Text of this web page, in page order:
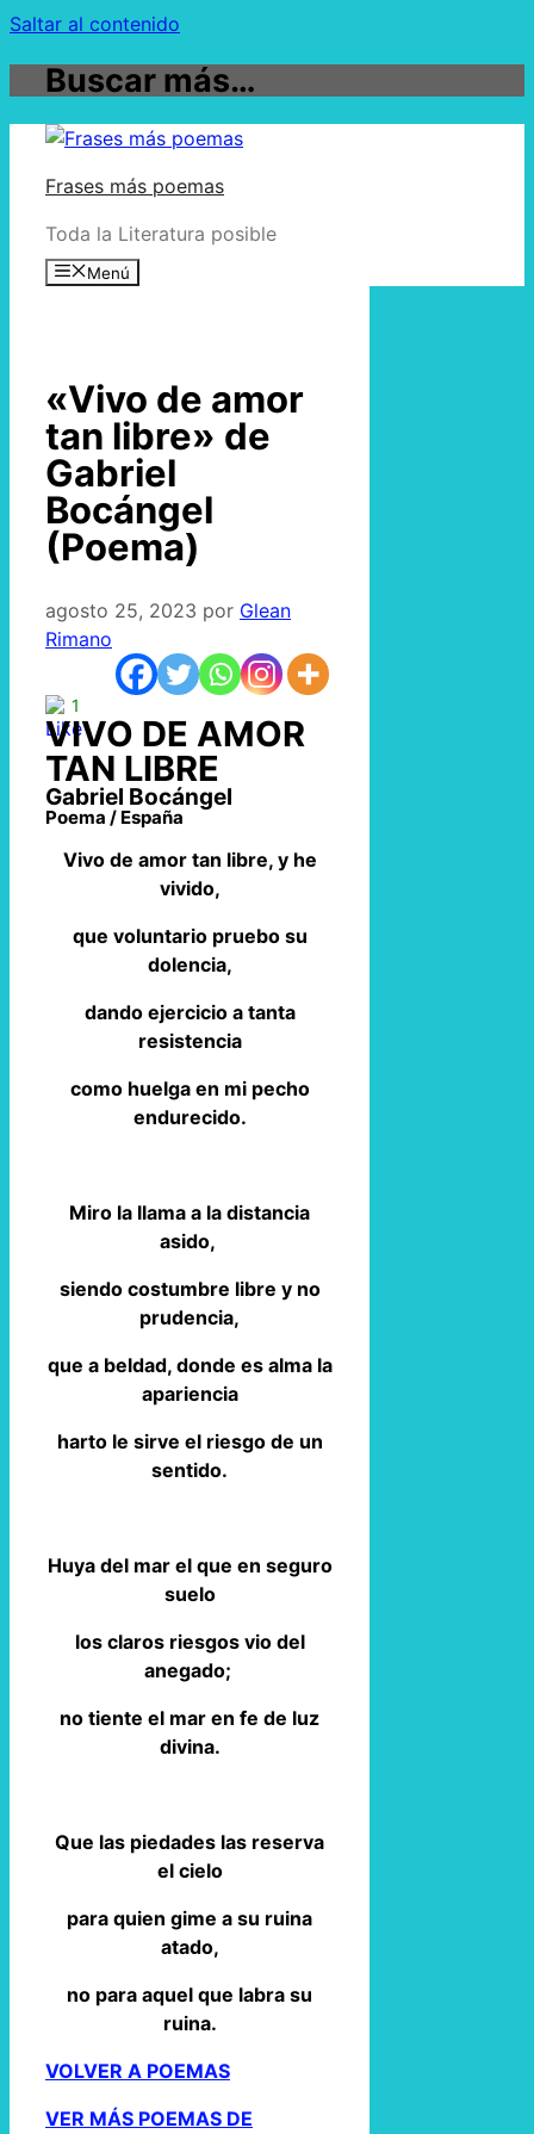
Saltar al contenido
Buscar más…
Frases más poemas
Toda la Literatura posible
Menú
«Vivo de amor
tan libre» de
Gabriel
Bocángel
(Poema)
agosto 25, 2023 por Glean
Rimano
1
VIVO DE AMOR
TAN LIBRE
Gabriel Bocángel
Poema / España
Vivo de amor tan libre, y he
vivido,
que voluntario pruebo su
dolencia,
dando ejercicio a tanta
resistencia
como huelga en mi pecho
endurecido.
Miro la llama a la distancia
asido,
siendo costumbre libre y no
prudencia,
que a beldad, donde es alma la
apariencia
harto le sirve el riesgo de un
sentido.
Huya del mar el que en seguro
suelo
los claros riesgos vio del
anegado;
no tiente el mar en fe de luz
divina.
Que las piedades las reserva
el cielo
para quien gime a su ruina
atado,
no para aquel que labra su
ruina.
VOLVER A POEMAS
VER MÁS POEMAS DE